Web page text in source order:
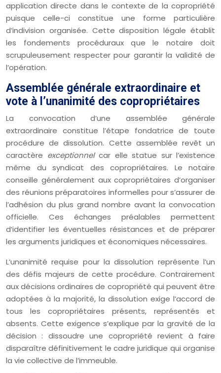
application directe dans le contexte de la copropriété
puisque celle-ci constitue une forme particulière
d’indivision organisée. Cette disposition légale établit
les fondements procéduraux que le notaire doit
scrupuleusement respecter pour garantir la validité de
l’opération.
Assemblée générale extraordinaire et
vote à l’unanimité des copropriétaires
La convocation d’une assemblée générale
extraordinaire constitue l’étape fondatrice de toute
procédure de dissolution. Cette assemblée revêt un
caractère exceptionnel car elle statue sur l’existence
même du syndicat des copropriétaires. Le notaire
conseille généralement aux copropriétaires d’organiser
des réunions préparatoires informelles pour s’assurer de
l’adhésion du plus grand nombre avant la convocation
officielle. Ces échanges préalables permettent
d’identifier les éventuelles résistances et de préparer
les arguments juridiques et économiques nécessaires.
L’unanimité requise pour la dissolution représente l’un
des défis majeurs de cette procédure. Contrairement
aux décisions ordinaires de copropriété qui peuvent être
adoptées à la majorité, la dissolution exige l’accord de
tous les copropriétaires présents, représentés et
absents. Cette exigence s’explique par la gravité de la
décision : dissoudre une copropriété revient à faire
disparaître définitivement le cadre juridique qui organise
la vie collective de l’immeuble.